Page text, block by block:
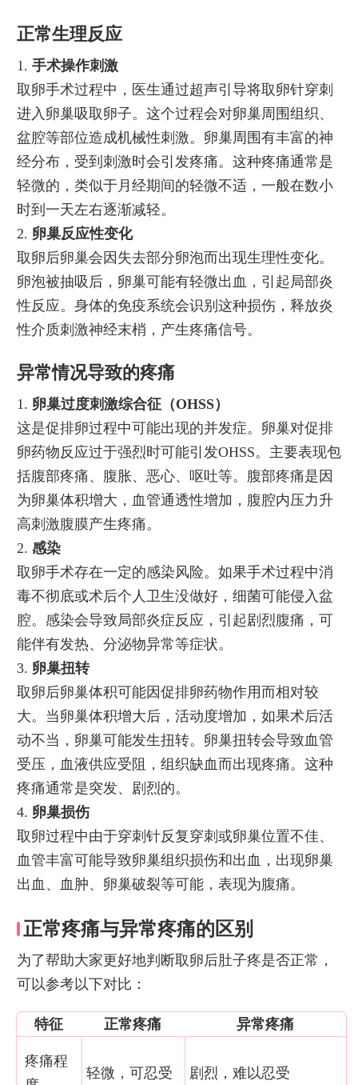
正常生理反应
1. 手术操作刺激
取卵手术过程中，医生通过超声引导将取卵针穿刺
进入卵巢吸取卵子。这个过程会对卵巢周围组织、
盆腔等部位造成机械性刺激。卵巢周围有丰富的神
经分布，受到刺激时会引发疼痛。这种疼痛通常是
轻微的，类似于月经期间的轻微不适，一般在数小
时到一天左右逐渐减轻。
2. 卵巢反应性变化
取卵后卵巢会因失去部分卵泡而出现生理性变化。
卵泡被抽吸后，卵巢可能有轻微出血，引起局部炎
性反应。身体的免疫系统会识别这种损伤，释放炎
性介质刺激神经末梢，产生疼痛信号。
异常情况导致的疼痛
1. 卵巢过度刺激综合征（OHSS）
这是促排卵过程中可能出现的并发症。卵巢对促排
卵药物反应过于强烈时可能引发OHSS。主要表现包
括腹部疼痛、腹胀、恶心、呕吐等。腹部疼痛是因
为卵巢体积增大，血管通透性增加，腹腔内压力升
高刺激腹膜产生疼痛。
2. 感染
取卵手术存在一定的感染风险。如果手术过程中消
毒不彻底或术后个人卫生没做好，细菌可能侵入盆
腔。感染会导致局部炎症反应，引起剧烈腹痛，可
能伴有发热、分泌物异常等症状。
3. 卵巢扭转
取卵后卵巢体积可能因促排卵药物作用而相对较
大。当卵巢体积增大后，活动度增加，如果术后活
动不当，卵巢可能发生扭转。卵巢扭转会导致血管
受压，血液供应受阻，组织缺血而出现疼痛。这种
疼痛通常是突发、剧烈的。
4. 卵巢损伤
取卵过程中由于穿刺针反复穿刺或卵巢位置不佳、
血管丰富可能导致卵巢组织损伤和出血，出现卵巢
出血、血肿、卵巢破裂等可能，表现为腹痛。
正常疼痛与异常疼痛的区别
为了帮助大家更好地判断取卵后肚子疼是否正常，
可以参考以下对比：
特征 正常疼痛 异常疼痛
疼痛程
轻微，可忍受 剧烈，难以忍受